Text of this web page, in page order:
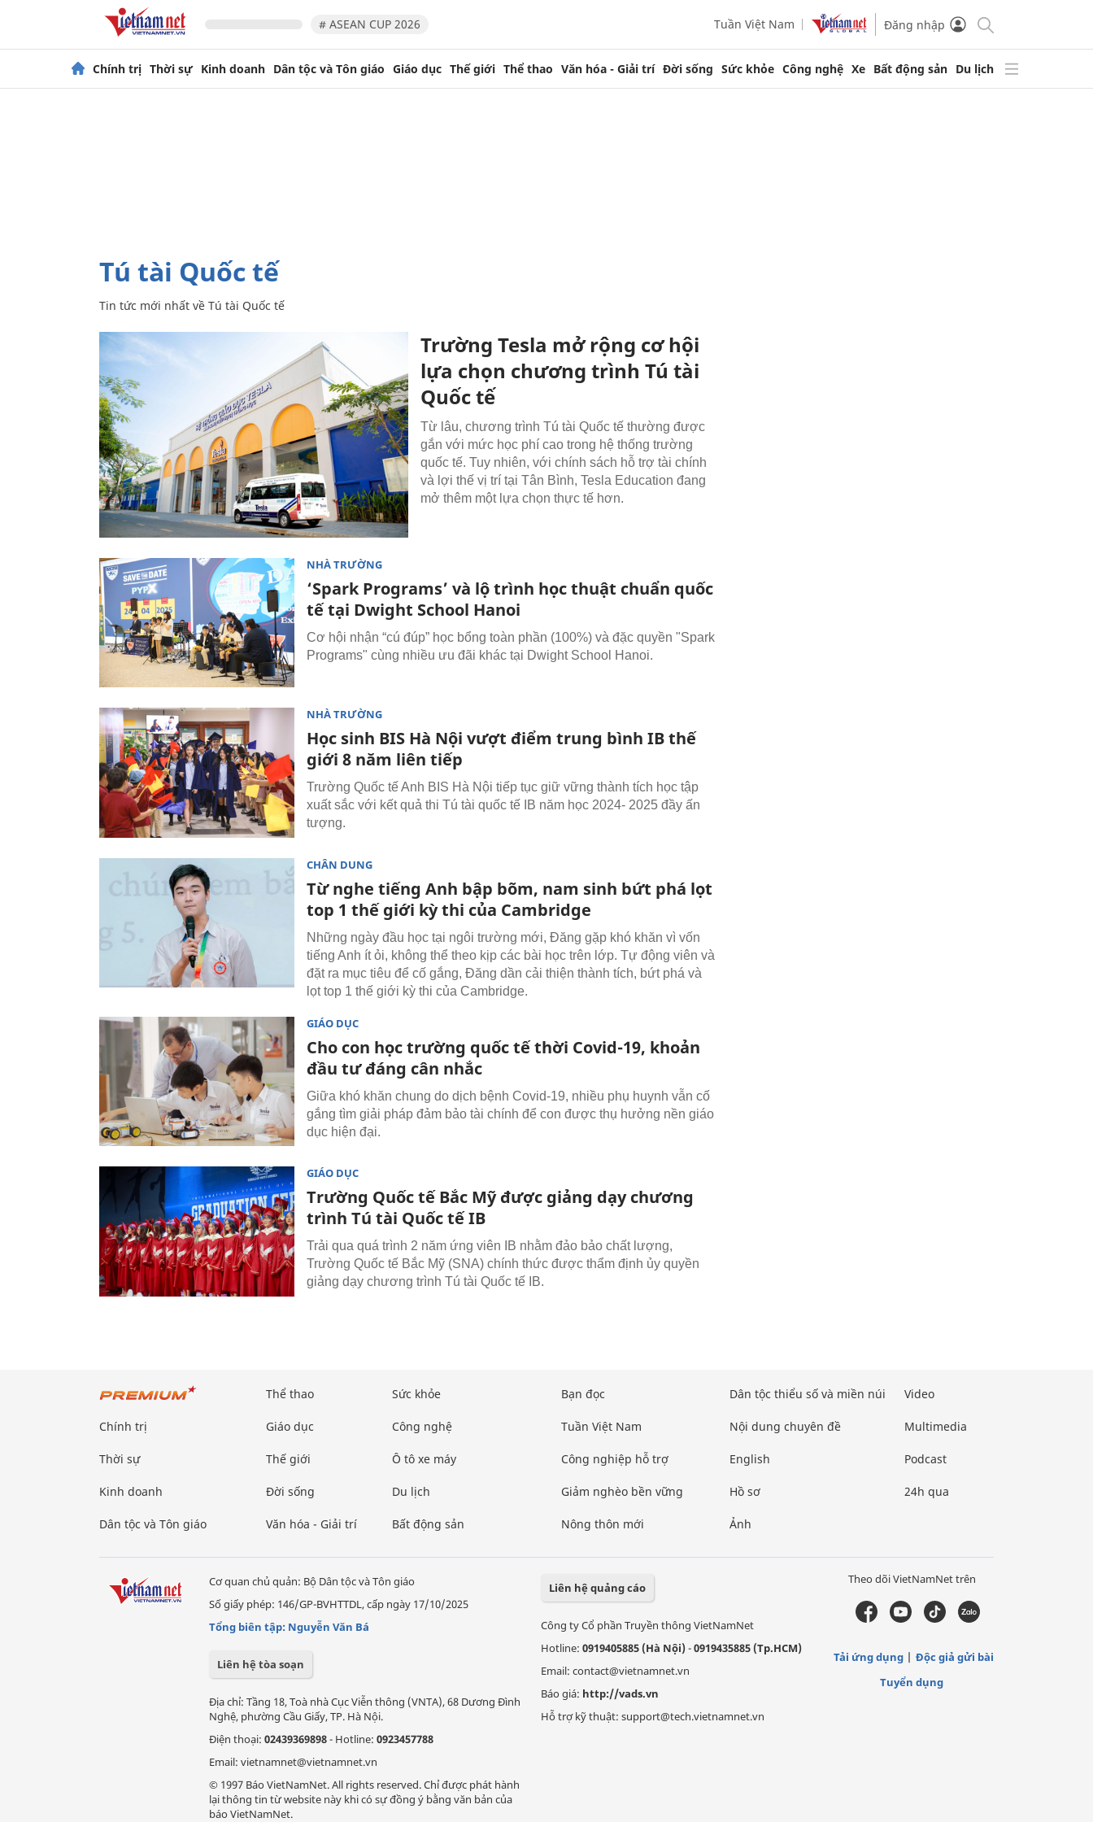
# ASEAN CUP 2026 Tuần Việt Nam Đăng nhập
Chính trị Thời sự Kinh doanh Dân tộc và Tôn giáo Giáo dục Thế giới Thể thao Văn hóa - Giải trí Đời sống Sức khỏe Công nghệ Xe Bất động sản Du lịch
Tú tài Quốc tế
Tin tức mới nhất về Tú tài Quốc tế
Trường Tesla mở rộng cơ hội
lựa chọn chương trình Tú tài
Quốc tế
Từ lâu, chương trình Tú tài Quốc tế thường được
gắn với mức học phí cao trong hệ thống trường
quốc tế. Tuy nhiên, với chính sách hỗ trợ tài chính
và lợi thế vị trí tại Tân Bình, Tesla Education đang
mở thêm một lựa chọn thực tế hơn.
NHÀ TRƯỜNG
‘Spark Programs’ và lộ trình học thuật chuẩn quốc
tế tại Dwight School Hanoi
Cơ hội nhận “cú đúp” học bổng toàn phần (100%) và đặc quyền "Spark
Programs" cùng nhiều ưu đãi khác tại Dwight School Hanoi.
NHÀ TRƯỜNG
Học sinh BIS Hà Nội vượt điểm trung bình IB thế
giới 8 năm liên tiếp
Trường Quốc tế Anh BIS Hà Nội tiếp tục giữ vững thành tích học tập
xuất sắc với kết quả thi Tú tài quốc tế IB năm học 2024- 2025 đầy ấn
tượng.
CHÂN DUNG
Từ nghe tiếng Anh bập bõm, nam sinh bứt phá lọt
top 1 thế giới kỳ thi của Cambridge
Những ngày đầu học tại ngôi trường mới, Đăng gặp khó khăn vì vốn
tiếng Anh ít ỏi, không thể theo kịp các bài học trên lớp. Tự động viên và
đặt ra mục tiêu để cố gắng, Đăng dần cải thiện thành tích, bứt phá và
lọt top 1 thế giới kỳ thi của Cambridge.
GIÁO DỤC
Cho con học trường quốc tế thời Covid-19, khoản
đầu tư đáng cân nhắc
Giữa khó khăn chung do dịch bệnh Covid-19, nhiều phụ huynh vẫn cố
gắng tìm giải pháp đảm bảo tài chính để con được thụ hưởng nền giáo
dục hiện đại.
GIÁO DỤC
Trường Quốc tế Bắc Mỹ được giảng dạy chương
trình Tú tài Quốc tế IB
Trải qua quá trình 2 năm ứng viên IB nhằm đảo bảo chất lượng,
Trường Quốc tế Bắc Mỹ (SNA) chính thức được thẩm định ủy quyền
giảng dạy chương trình Tú tài Quốc tế IB.
Chính trị
Thời sự
Kinh doanh
Dân tộc và Tôn giáo
Thể thao
Giáo dục
Thế giới
Đời sống
Văn hóa - Giải trí
Sức khỏe
Công nghệ
Ô tô xe máy
Du lịch
Bất động sản
Bạn đọc
Tuần Việt Nam
Công nghiệp hỗ trợ
Giảm nghèo bền vững
Nông thôn mới
Dân tộc thiểu số và miền núi
Nội dung chuyên đề
English
Hồ sơ
Ảnh
Video
Multimedia
Podcast
24h qua
Cơ quan chủ quản: Bộ Dân tộc và Tôn giáo
Số giấy phép: 146/GP-BVHTTDL, cấp ngày 17/10/2025
Tổng biên tập: Nguyễn Văn Bá
Liên hệ tòa soạn
Địa chỉ: Tầng 18, Toà nhà Cục Viễn thông (VNTA), 68 Dương Đình
Nghệ, phường Cầu Giấy, TP. Hà Nội.
Điện thoại: 02439369898- Hotline: 0923457788
Email: vietnamnet@vietnamnet.vn
© 1997 Báo VietNamNet. All rights reserved. Chỉ được phát hành
lại thông tin từ website này khi có sự đồng ý bằng văn bản của
báo VietNamNet.
Liên hệ quảng cáo
Công ty Cổ phần Truyền thông VietNamNet
Hotline: 0919405885 (Hà Nội)-0919435885 (Tp.HCM)
Email: contact@vietnamnet.vn
Báo giá: http://vads.vn
Hỗ trợ kỹ thuật: support@tech.vietnamnet.vn
Theo dõi VietNamNet trên
Tải ứng dụng
Độc giả gửi bài
Tuyển dụng